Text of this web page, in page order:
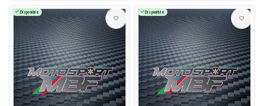
Disponible Disponible